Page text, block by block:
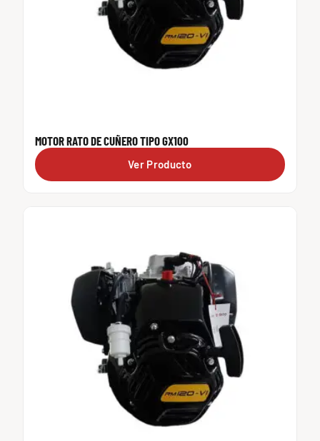
MOTOR RATO DE CUÑERO TIPO GX100
Ver Producto